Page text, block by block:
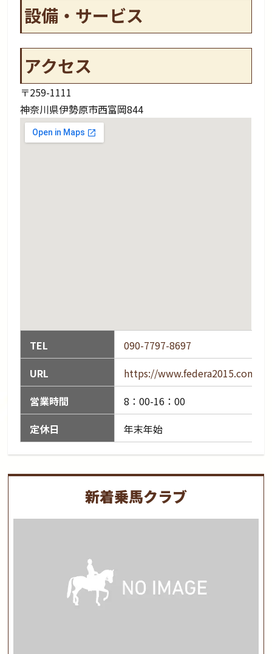
設備・サービス
アクセス
〒259-1111
神奈川県伊勢原市西富岡844
TEL
090-7797-8697
URL
https://www.federa2015.com/
営業時間
8：00-16：00
定休日
年末年始
新着乗馬クラブ